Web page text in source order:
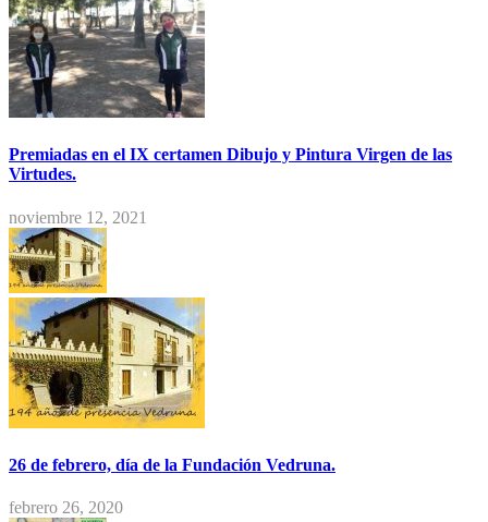
Premiadas en el IX certamen Dibujo y Pintura Virgen de las
Virtudes.
noviembre 12, 2021
26 de febrero, día de la Fundación Vedruna.
febrero 26, 2020